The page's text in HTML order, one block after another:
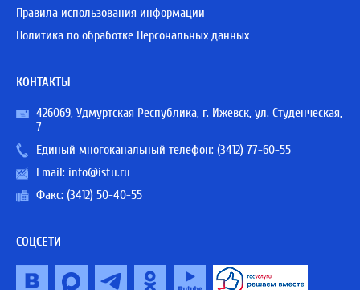
Правила использования информации
Политика по обработке Персональных данных
КОНТАКТЫ
426069, Удмуртская Республика, г. Ижевск, ул. Студенческая,
7
Единый многоканальный телефон: (3412) 77-60-55
Email: info@istu.ru
Факс: (3412) 50-40-55
СОЦСЕТИ